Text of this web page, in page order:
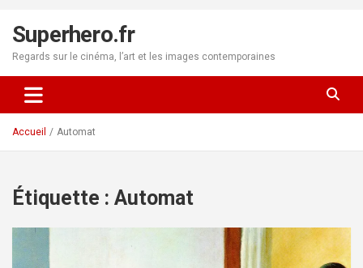
contenu
Superhero.fr
Regards sur le cinéma, l’art et les images contemporaines
Accueil Automat
Étiquette : Automat